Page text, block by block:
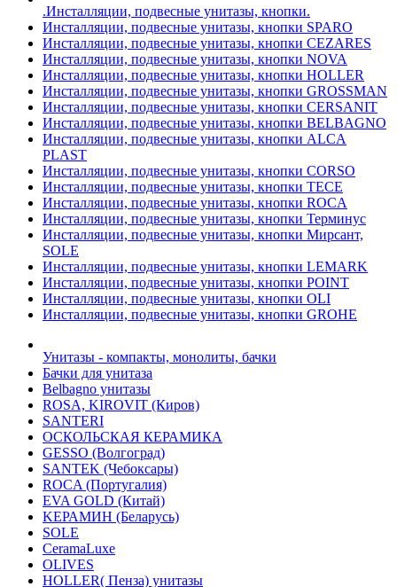
.Инсталляции, подвесные унитазы, кнопки.
Инсталляции, подвесные унитазы, кнопки SPARO
Инсталляции, подвесные унитазы, кнопки CEZARES
Инсталляции, подвесные унитазы, кнопки NOVA
Инсталляции, подвесные унитазы, кнопки HOLLER
Инсталляции, подвесные унитазы, кнопки GROSSMAN
Инсталляции, подвесные унитазы, кнопки CERSANIT
Инсталляции, подвесные унитазы, кнопки BELBAGNO
Инсталляции, подвесные унитазы, кнопки ALCA
PLAST
Инсталляции, подвесные унитазы, кнопки CORSO
Инсталляции, подвесные унитазы, кнопки TECE
Инсталляции, подвесные унитазы, кнопки ROCA
Инсталляции, подвесные унитазы, кнопки Терминус
Инсталляции, подвесные унитазы, кнопки Мирсант,
SOLE
Инсталляции, подвесные унитазы, кнопки LEMARK
Инсталляции, подвесные унитазы, кнопки POINT
Инсталляции, подвесные унитазы, кнопки OLI
Инсталляции, подвесные унитазы, кнопки GROHE
Унитазы - компакты, монолиты, бачки
Бачки для унитаза
Belbagno унитазы
ROSA, KIROVIT (Киров)
SANTERI
ОСКОЛЬСКАЯ КЕРАМИКА
GESSO (Волгоград)
SANTEK (Чебоксары)
ROCA (Португалия)
EVA GOLD (Китай)
KЕРАМИН (Беларусь)
SOLE
CeramaLuxe
OLIVES
HOLLER( Пенза) унитазы